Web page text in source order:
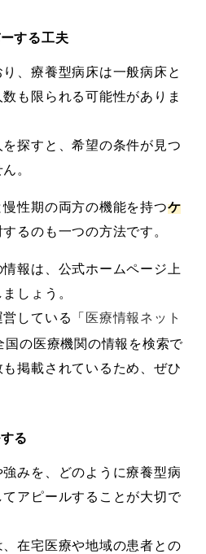
する工夫
、療養型病床は一般病床と
も限られる可能性がありま
探すと、希望の条件が見つ
。
性期の両方の機能を持つケ
するのも一つの方法です。
報は、公式ホームページ上
しょう。
している「 医療情報ネット
国の医療機関の情報を検索で
掲載されているため、ぜひ
る
みを、どのように療養型病
アピールすることが大切で
在宅医療や地域の患者との